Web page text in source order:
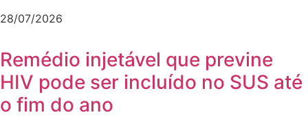
28/07/2026
Remédio injetável que previne
HIV pode ser incluído no SUS até
o fim do ano